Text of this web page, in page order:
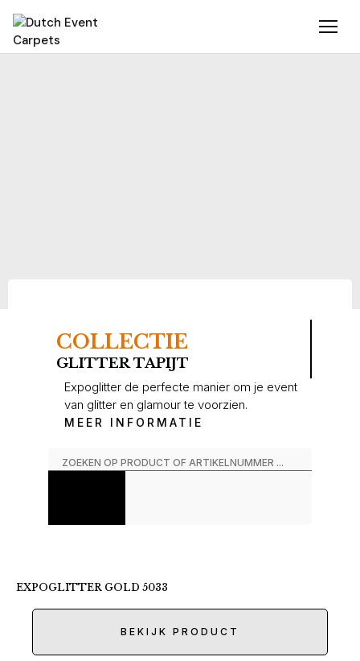
COLLECTIE
GLITTER TAPIJT
Expoglitter de perfecte manier om je event
van glitter en glamour te voorzien.
MEER INFORMATIE
EXPOGLITTER GOLD 5033
BEKIJK PRODUCT